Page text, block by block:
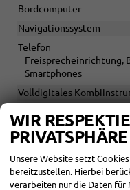
Bordcomputer
Navigationssystem
Telefon
Freisprecheinrichtung,
Smartphones
Volldigitales
SICHERHEIT &
Regensensor,
Spurhalteassistent,
WIR
PRIVATSPHÄRE
Unsere Website setzt
bereitzustellen. Hierbei
verarbeiten nur die Daten für